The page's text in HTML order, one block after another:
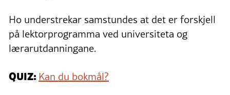
Ho understrekar samstundes at det er forskjell
på lektorprogramma ved universiteta og
lærarutdanningane.
QUIZ: Kan du bokmål?